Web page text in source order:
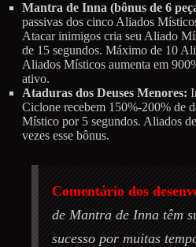
Mantra de Inna (bônus de 6
passivas dos cinco Aliados
Atacar inimigos cria seu Aliado
de 15 segundos. Máximo de 10
Aliados Místicos aumenta em
ativo.
Ataduras dos Deuses Menores:
Ciclone recebem 150%-200% de
Místico por 5 segundos. Aliados
vezes esse bônus.
Comentário dos
de Mantra de Inna têm
sucesso por muitas